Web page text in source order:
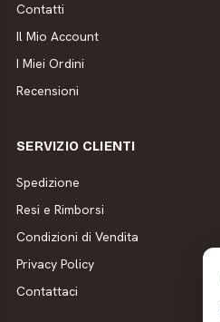
Contatti
Il Mio Account
I Miei Ordini
Recensioni
SERVIZIO CLIENTI
Spedizione
Resi e Rimborsi
Condizioni di Vendita
Privacy Policy
Contattaci